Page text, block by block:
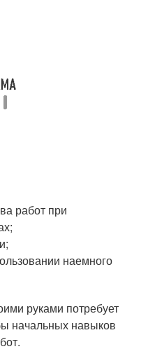
работ при
наемного
руками потребует
начальных навыков